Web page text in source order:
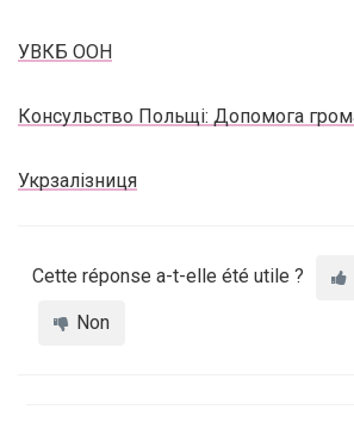
УВКБ ООН
Консульство Польщі: Допомога
Укрзалізниця
Cette réponse a-t-elle été utile ?
Non